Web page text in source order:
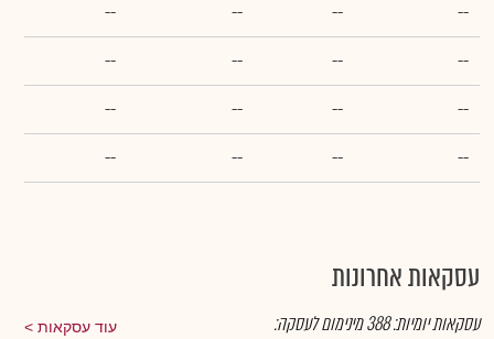
--
--
--
--
--
--
--
--
--
--
--
--
--
--
--
--
עסקאות אחרונות
עוד עסקאות עסקאות יומיות:388מינימום לעסקה: